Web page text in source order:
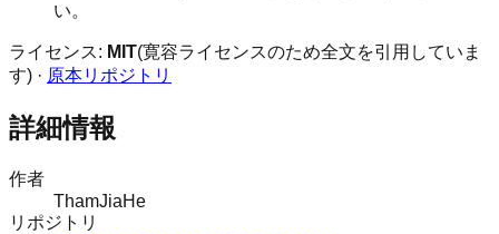
い。
ライセンス: MIT(寛容ライセンスのため全文を引用していま
す) · 原本リポジトリ
詳細情報
作者
ThamJiaHe
リポジトリ